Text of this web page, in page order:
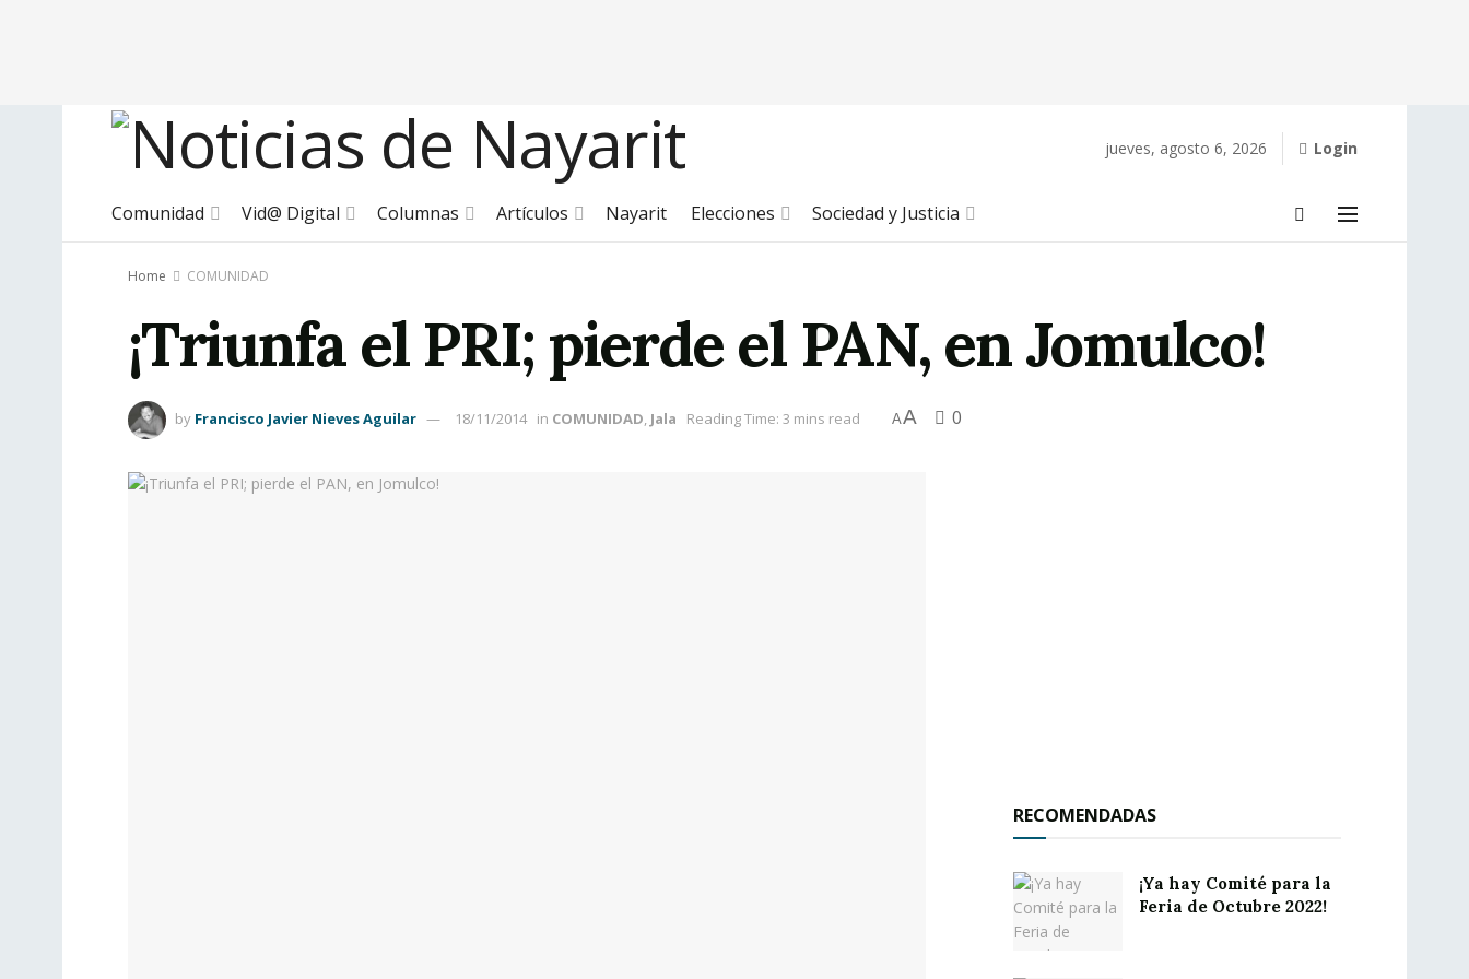
jueves, agosto 6, 2026 Login
Comunidad Vid@ Digital Columnas Artículos Nayarit Elecciones Sociedad y Justicia
Home COMUNIDAD
¡Triunfa el PRI; pierde el PAN, en Jomulco!
by Francisco Javier Nieves Aguilar 18/11/2014 in COMUNIDAD, Jala Reading Time: 3 mins read AA 0
RECOMENDADAS
¡Ya hay Comité para la
Feria de Octubre 2022!